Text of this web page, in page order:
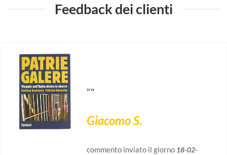
Feedback dei clienti
""
Giacomo S.
commento inviato il giorno 18-02-